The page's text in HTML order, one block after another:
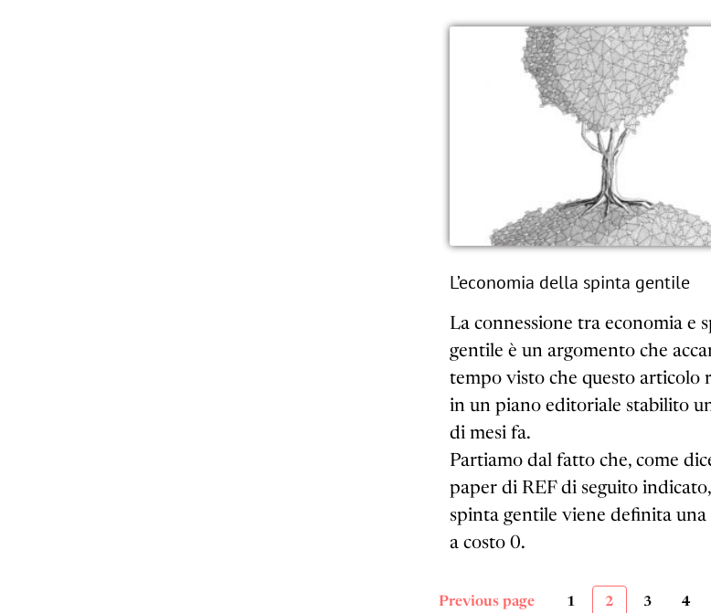
L’economia della spinta gentile
La connessione tra economia e
gentile è un argomento che
tempo visto che questo articolo
in un piano editoriale stabilito
di mesi fa.
Partiamo dal fatto che, come
paper di REF di seguito
spinta gentile viene definita
a costo 0.
Previous page
1
2
3
4